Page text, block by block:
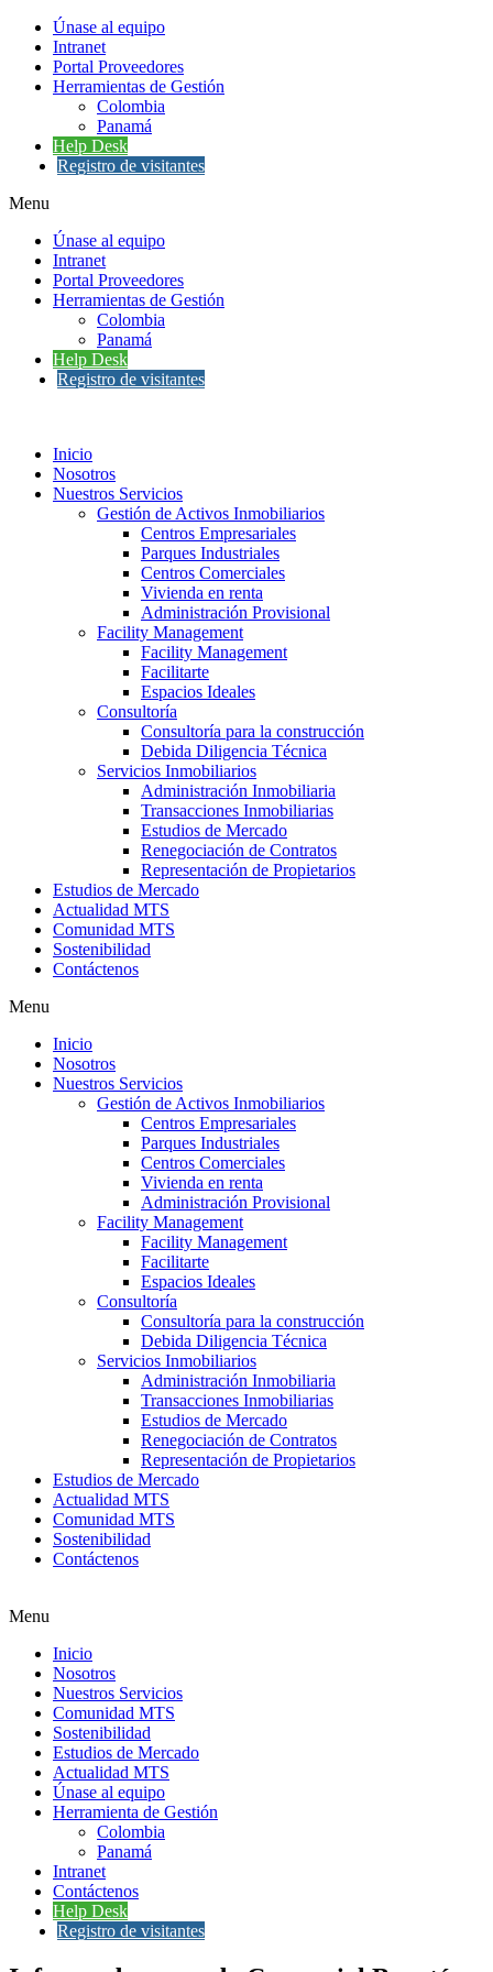
Únase al equipo
Intranet
Portal Proveedores
Herramientas de Gestión
Colombia
Panamá
Help Desk
Registro de visitantes
Menu
Únase al equipo
Intranet
Portal Proveedores
Herramientas de Gestión
Colombia
Panamá
Help Desk
Registro de visitantes
Inicio
Nosotros
Nuestros Servicios
Gestión de Activos Inmobiliarios
Centros Empresariales
Parques Industriales
Centros Comerciales
Vivienda en renta
Administración Provisional
Facility Management
Facility Management
Facilitarte
Espacios Ideales
Consultoría
Consultoría para la construcción
Debida Diligencia Técnica
Servicios Inmobiliarios
Administración Inmobiliaria
Transacciones Inmobiliarias
Estudios de Mercado
Renegociación de Contratos
Representación de Propietarios
Estudios de Mercado
Actualidad MTS
Comunidad MTS
Sostenibilidad
Contáctenos
Menu
Inicio
Nosotros
Nuestros Servicios
Gestión de Activos Inmobiliarios
Centros Empresariales
Parques Industriales
Centros Comerciales
Vivienda en renta
Administración Provisional
Facility Management
Facility Management
Facilitarte
Espacios Ideales
Consultoría
Consultoría para la construcción
Debida Diligencia Técnica
Servicios Inmobiliarios
Administración Inmobiliaria
Transacciones Inmobiliarias
Estudios de Mercado
Renegociación de Contratos
Representación de Propietarios
Estudios de Mercado
Actualidad MTS
Comunidad MTS
Sostenibilidad
Contáctenos
Menu
Inicio
Nosotros
Nuestros Servicios
Comunidad MTS
Sostenibilidad
Estudios de Mercado
Actualidad MTS
Únase al equipo
Herramienta de Gestión
Colombia
Panamá
Intranet
Contáctenos
Help Desk
Registro de visitantes